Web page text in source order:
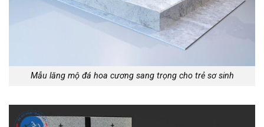
Mẫu lăng mộ đá hoa cương sang trọng cho trẻ sơ sinh